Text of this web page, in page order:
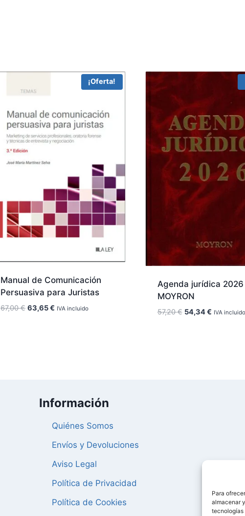
Para
almacenar
tecnologías
¡Oferta!
Manual de Comunicación
Persuasiva para Juristas
67,00€ El
63,65€ El
IVA incluido
Agenda jurídica 2026
MOYRON
57,20€ El
54,34€ElIVA incluido
Información
Quiénes Somos
Envíos y Devoluciones
Aviso Legal
Política de Privacidad
Política de Cookies